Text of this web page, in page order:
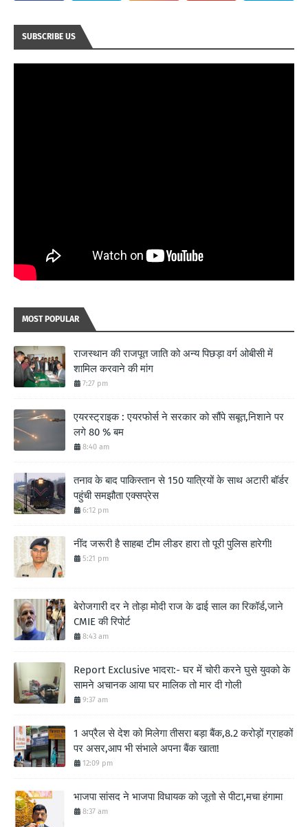
SUBSCRIBE US
MOST POPULAR
राजस्थान की राजपूत जाति को अन्य पिछड़ा वर्ग ओबीसी में
शामिल करवाने की मांग
7:27 pm
एयरस्ट्राइक : एयरफोर्स ने सरकार को सौंपे सबूत,निशाने पर
लगे 80 % बम
8:40 am
तनाव के बाद पाकिस्तान से 150 यात्रियों के साथ अटारी बॉर्डर
पहुंची समझौता एक्सप्रेस
6:12 pm
नींद जरूरी है साहब! टीम लीडर हारा तो पूरी पुलिस हारेगी!
5:21 pm
बेरोजगारी दर ने तोड़ा मोदी राज के ढाई साल का रिकॉर्ड,जाने
CMIE की रिपोर्ट
8:43 am
Report Exclusive भादरा:- घर में चोरी करने घुसे युवको के
सामने अचानक आया घर मालिक तो मार दी गोली
9:37 am
1 अप्रैल से देश को मिलेगा तीसरा बड़ा बैंक,8.2 करोड़ों ग्राहकों
पर असर,आप भी संभाले अपना बैंक खाता!
12:09 pm
भाजपा सांसद ने भाजपा विधायक को जूतो से पीटा,मचा हंगामा
8:37 am